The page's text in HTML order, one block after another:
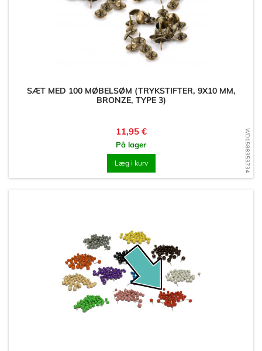
WD1588353734
SÆT MED 100 MØBELSØM (TRYKSTIFTER, 9X10 MM,
BRONZE, TYPE 3)
Pris
11,95 €
På lager
Læg i kurv